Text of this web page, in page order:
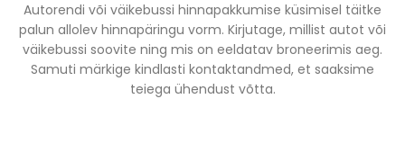
Autorendi või väikebussi hinnapakkumise küsimisel täitke
palun allolev hinnapäringu vorm. Kirjutage, millist autot või
väikebussi soovite ning mis on eeldatav broneerimis aeg.
Samuti märkige kindlasti kontaktandmed, et saaksime
teiega ühendust võtta.